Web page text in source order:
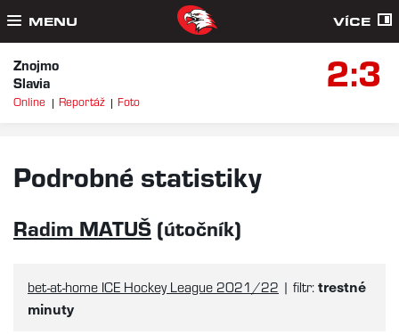
MENU VÍCE
Znojmo
Slavia
2:3
Online Reportáž Foto
Podrobné statistiky
Radim MATUŠ (útočník)
bet-at-home ICE Hockey League 2021/22 | filtr:trestné
minuty